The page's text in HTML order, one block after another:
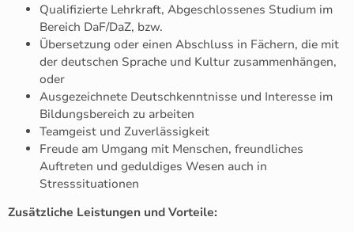
Qualifizierte Lehrkraft, Abgeschlossenes Studium im
Bereich DaF/DaZ, bzw.
Übersetzung oder einen Abschluss in Fächern, die mit
der deutschen Sprache und Kultur zusammenhängen,
oder
Ausgezeichnete Deutschkenntnisse und Interesse im
Bildungsbereich zu arbeiten
Teamgeist und Zuverlässigkeit
Freude am Umgang mit Menschen, freundliches
Auftreten und geduldiges Wesen auch in
Stresssituationen
Zusätzliche Leistungen und Vorteile: